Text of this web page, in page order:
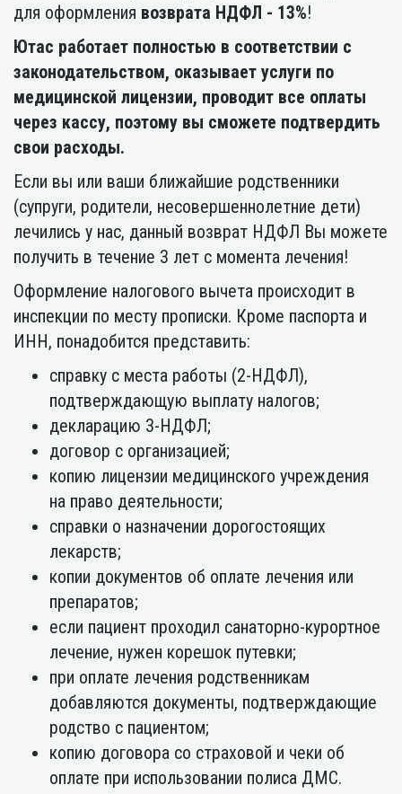
для оформления возврата НДФЛ - 13%!
Ютас работает полностью в соответствии с
законодательством, оказывает услуги по
медицинской лицензии, проводит все оплаты
через кассу, поэтому вы сможете подтвердить
свои расходы.
Если вы или ваши ближайшие родственники
(супруги, родители, несовершеннолетние дети)
лечились у нас, данный возврат НДФЛ Вы можете
получить в течение 3 лет с момента лечения!
Оформление налогового вычета происходит в
инспекции по месту прописки. Кроме паспорта и
ИНН, понадобится представить:
справку с места работы (2-НДФЛ),
подтверждающую выплату налогов;
декларацию 3-НДФЛ;
договор с организацией;
копию лицензии медицинского учреждения
на право деятельности;
справки о назначении дорогостоящих
лекарств;
копии документов об оплате лечения или
препаратов;
если пациент проходил санаторно-курортное
лечение, нужен корешок путевки;
при оплате лечения родственникам
добавляются документы, подтверждающие
родство с пациентом;
копию договора со страховой и чеки об
оплате при использовании полиса ДМС.